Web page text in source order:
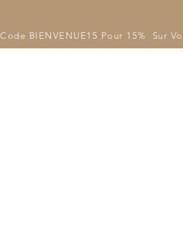
Code BIENVENUE15 Pour 15%  Sur